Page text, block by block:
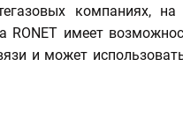
компаниях,
RONET имеет
и может